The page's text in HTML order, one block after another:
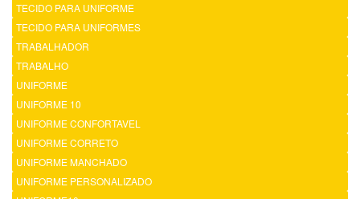
TECIDO PARA UNIFORME
TECIDO PARA UNIFORMES
TRABALHADOR
TRABALHO
UNIFORME
UNIFORME 10
UNIFORME CONFORTAVEL
UNIFORME CORRETO
UNIFORME MANCHADO
UNIFORME PERSONALIZADO